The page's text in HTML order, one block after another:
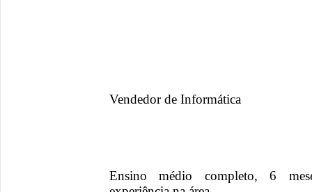
Vendedor de Informática
Ensino médio completo, 6